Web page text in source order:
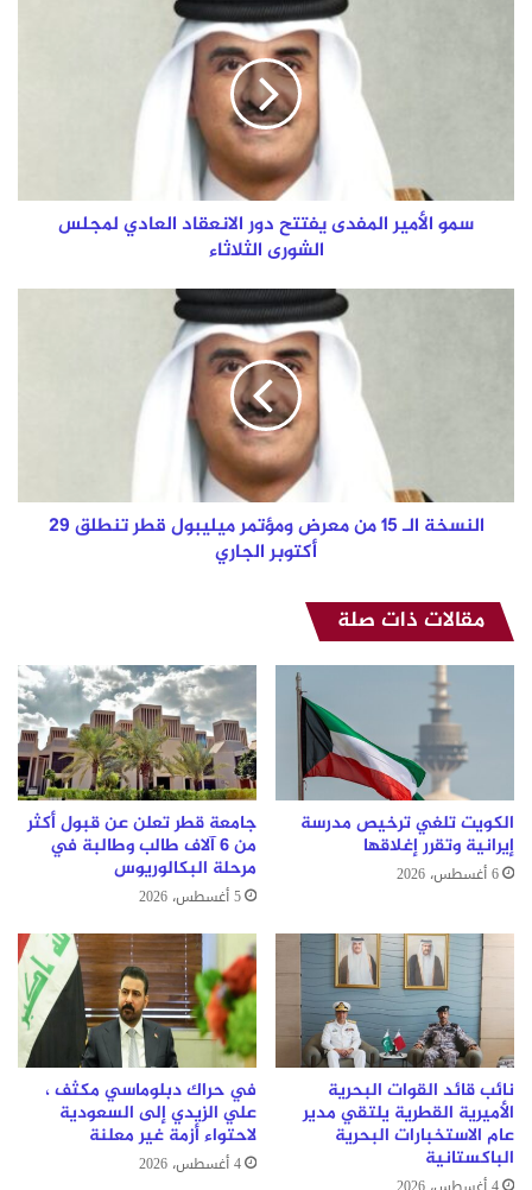
الشورى
الثلاثاءسمو الأمير المفدى يفتتح دور الانعقاد العادي لمجلس
الشورى الثلاثاء
النسخة
تنطلق
النسخة الـ 15 من معرض ومؤتمر ميليبول قطر تنطلق 29
أكتوبر الجاري
مقالات ذات صلة
الكويت تلغي ترخيص مدرسة
إيرانية وتقرر إغلاقها
6 أغسطس، 2026
جامعة قطر تعلن عن قبول أكثر
من 6 آلاف طالب وطالبة في
مرحلة البكالوريوس
5 أغسطس، 2026
نائب قائد القوات البحرية
الأميرية القطرية يلتقي مدير
عام الاستخبارات البحرية
الباكستانية
في حراك دبلوماسي مكثف ،
علي الزيدي إلى السعودية
لاحتواء أزمة غير معلنة
4 أغسطس، 2026